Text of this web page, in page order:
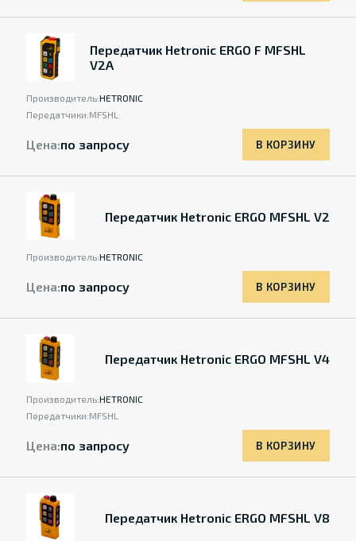
Передатчик Hetronic ERGO F MFSHL
V2A
Производитель:HETRONIC
Передатчики:MFSHL
Цена:по запросу В КОРЗИНУ
Передатчик Hetronic ERGO MFSHL V2
Производитель:HETRONIC
Цена:по запросу В КОРЗИНУ
Передатчик Hetronic ERGO MFSHL V4
Производитель:HETRONIC
Передатчики:MFSHL
Цена:по запросу В КОРЗИНУ
Передатчик Hetronic ERGO MFSHL V8